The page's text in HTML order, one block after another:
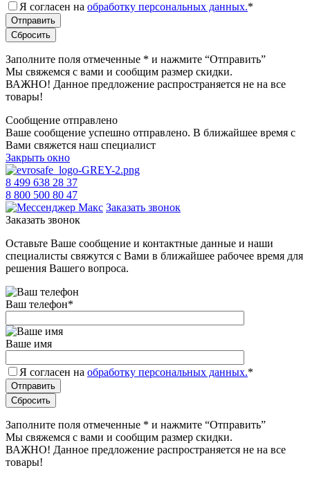
Я согласен на обработку персональных данных.*
Заполните поля отмеченные * и нажмите “Отправить”
Мы свяжемся с вами и сообщим размер скидки.
ВАЖНО! Данное предложение распространяется не на все
товары!
Сообщение отправлено
Ваше сообщение успешно отправлено. В ближайшее время с
Вами свяжется наш специалист
Закрыть окно
8 499 638 28 37
8 800 500 80 47
Заказать звонок
Заказать звонок
Оставьте Ваше сообщение и контактные данные и наши
специалисты свяжутся с Вами в ближайшее рабочее время для
решения Вашего вопроса.
Ваш телефон*
Ваше имя
Я согласен на обработку персональных данных.*
Заполните поля отмеченные * и нажмите “Отправить”
Мы свяжемся с вами и сообщим размер скидки.
ВАЖНО! Данное предложение распространяется не на все
товары!